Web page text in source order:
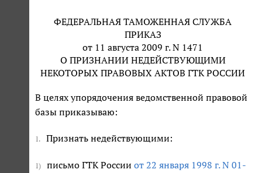
ФЕДЕРАЛЬНАЯ ТАМОЖЕННАЯ СЛУЖБА
ПРИКАЗ
от 11 августа 2009 г. N 1471
О ПРИЗНАНИИ НЕДЕЙСТВУЮЩИМИ
НЕКОТОРЫХ ПРАВОВЫХ АКТОВ ГТК РОССИИ
В целях упорядочения ведомственной правовой
базы приказываю:
1. Признать недействующими:
1) письмо ГТК России от 22 января 1998 г. N 01-